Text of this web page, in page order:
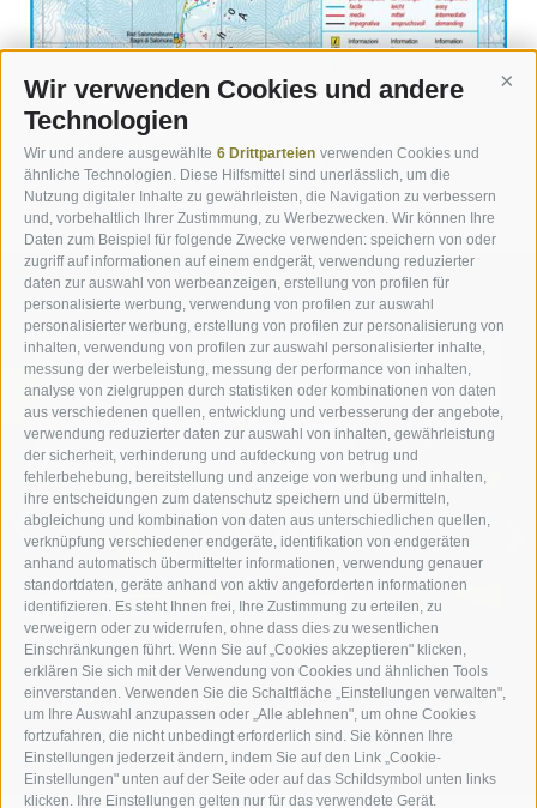
Wir verwenden Cookies und andere
Technologien
Wir und andere ausgewählte 6 Drittparteien verwenden Cookies und
ähnliche Technologien. Diese Hilfsmittel sind unerlässlich, um die
Nutzung digitaler Inhalte zu gewährleisten, die Navigation zu verbessern
und, vorbehaltlich Ihrer Zustimmung, zu Werbezwecken. Wir können Ihre
Daten zum Beispiel für folgende Zwecke verwenden: speichern von oder
zugriff auf informationen auf einem endgerät, verwendung reduzierter
daten zur auswahl von werbeanzeigen, erstellung von profilen für
personalisierte werbung, verwendung von profilen zur auswahl
personalisierter werbung, erstellung von profilen zur personalisierung von
inhalten, verwendung von profilen zur auswahl personalisierter inhalte,
messung der werbeleistung, messung der performance von inhalten,
analyse von zielgruppen durch statistiken oder kombinationen von daten
aus verschiedenen quellen, entwicklung und verbesserung der angebote,
verwendung reduzierter daten zur auswahl von inhalten, gewährleistung
der sicherheit, verhinderung und aufdeckung von betrug und
fehlerbehebung, bereitstellung und anzeige von werbung und inhalten,
ihre entscheidungen zum datenschutz speichern und übermitteln,
abgleichung und kombination von daten aus unterschiedlichen quellen,
verknüpfung verschiedener endgeräte, identifikation von endgeräten
anhand automatisch übermittelter informationen, verwendung genauer
standortdaten, geräte anhand von aktiv angeforderten informationen
identifizieren. Es steht Ihnen frei, Ihre Zustimmung zu erteilen, zu
verweigern oder zu widerrufen, ohne dass dies zu wesentlichen
Einschränkungen führt. Wenn Sie auf „Cookies akzeptieren" klicken,
erklären Sie sich mit der Verwendung von Cookies und ähnlichen Tools
einverstanden. Verwenden Sie die Schaltfläche „Einstellungen verwalten",
um Ihre Auswahl anzupassen oder „Alle ablehnen", um ohne Cookies
fortzufahren, die nicht unbedingt erforderlich sind. Sie können Ihre
Einstellungen jederzeit ändern, indem Sie auf den Link „Cookie-
Einstellungen" unten auf der Seite oder auf das Schildsymbol unten links
klicken. Ihre Einstellungen gelten nur für das verwendete Gerät.
Das Antholzertal ist ein idyllisches Seitental des Südtiroler
Pustertals und ein wahres Langlauf-Mekka in unberührter ...
weiter
ZIMMER & SUITEN
ZIMMER